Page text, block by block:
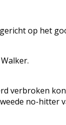
op het
verbroken
no-hitter